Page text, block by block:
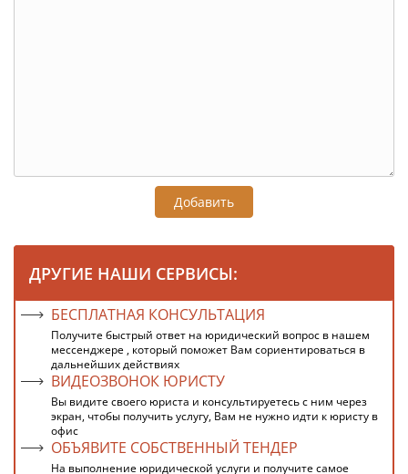
Добавить
ДРУГИЕ НАШИ СЕРВИСЫ:
БЕСПЛАТНАЯ КОНСУЛЬТАЦИЯ
Получите быстрый ответ на юридический вопрос в нашем
мессенджере , который поможет Вам сориентироваться в
дальнейших действиях
ВИДЕОЗВОНОК ЮРИСТУ
Вы видите своего юриста и консультируетесь с ним через
экран, чтобы получить услугу, Вам не нужно идти к юристу в
офис
ОБЪЯВИТЕ СОБСТВЕННЫЙ ТЕНДЕР
На выполнение юридической услуги и получите самое